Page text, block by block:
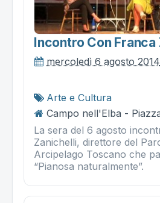
Incontro Con
mercoledì 6 agosto 2014
Arte e Cultura
Campo nell'Elba -
La sera del 6 agosto
Zanichelli, direttore del
Arcipelago Toscano che
“Pianosa naturalmente”.